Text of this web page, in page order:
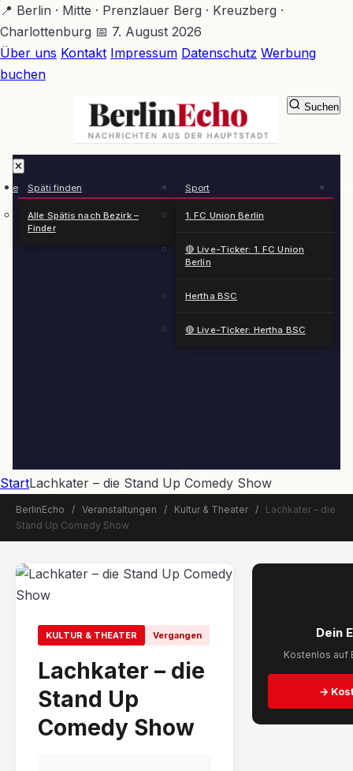
Zum
Hauptinhalt
springen
📍 Berlin · Mitte · Prenzlauer Berg · Kreuzberg ·
Charlottenburg 📅 7. August 2026
Über uns Kontakt Impressum Datenschutz Werbung
buchen
BerlinEcho – Zur Startseite
✕
Späti finden
Alle Spätis nach Bezirk –
Finder
Sport
1. FC Union Berlin
🔴 Live-Ticker: 1. FC Union
Berlin
Hertha BSC
🔴 Live-Ticker: Hertha BSC
Suchen
StartLachkater – die Stand Up Comedy Show
BerlinEcho / Veranstaltungen / Kultur & Theater /
Lachkater – die
Stand Up Comedy Show
KULTUR & THEATER Vergangen
Lachkater – die
Stand Up
Comedy Show
Dein
Kostenlos auf
→